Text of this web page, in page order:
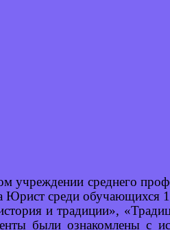
учреждении среднего
Юрист среди
и традиции»,
были ознакомлены с